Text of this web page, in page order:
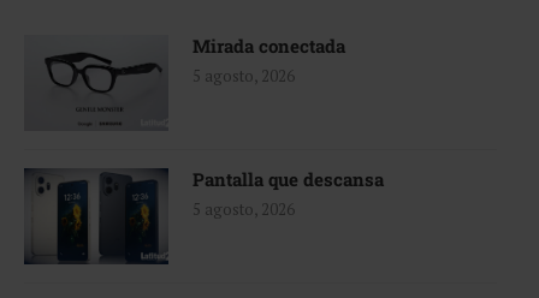
Mirada conectada
5 agosto, 2026
Pantalla que descansa
5 agosto, 2026